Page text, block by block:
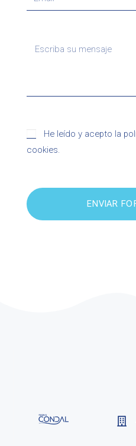
He leído y acepto la
cookies.
ENVIAR